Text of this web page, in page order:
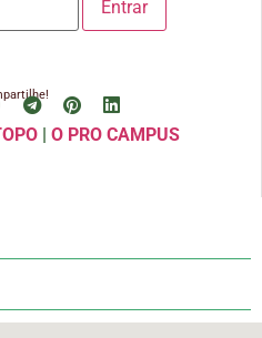
| O PRO CAMPUS